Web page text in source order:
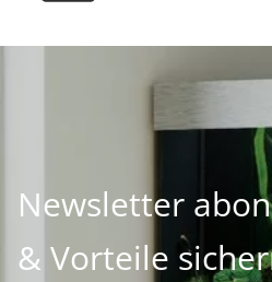
Newsletter
& Vorteile